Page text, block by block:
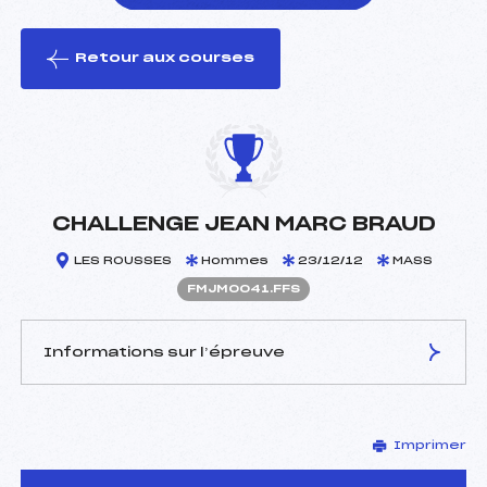
le ski
Retour aux courses
CHALLENGE JEAN MARC BRAUD
LES ROUSSES Hommes 23/12/12 MASS
FMJM0041.FFS
Informations sur l’épreuve
JOZ ROLAND RENE (MJ)
D.T Adjoint :
–
Imprimer